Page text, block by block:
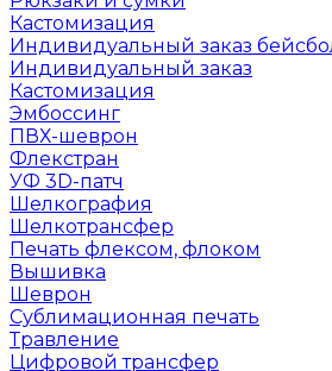
Кастомизация
Индивидуальный заказ
Индивидуальный заказ
Кастомизация
Эмбоссинг
ПВХ-шеврон
Флекстран
УФ 3D-патч
Шелкография
Шелкотрансфер
Печать флексом, флоком
Вышивка
Шеврон
Сублимационная печать
Травление
Цифровой трансфер